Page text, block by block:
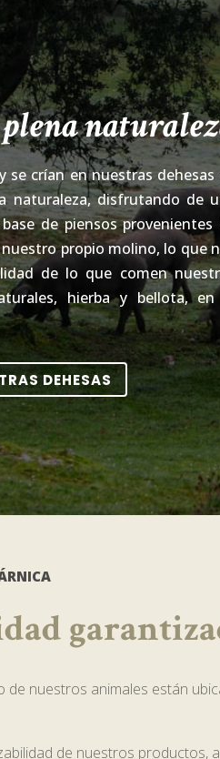
plena
se crían en nuestras dehesas
naturaleza, disfrutando de
de piensos provenientes
propio molino, lo que
de lo que comen
hierba y bellota,
DEHESAS
de nuestros animales están
de nuestros